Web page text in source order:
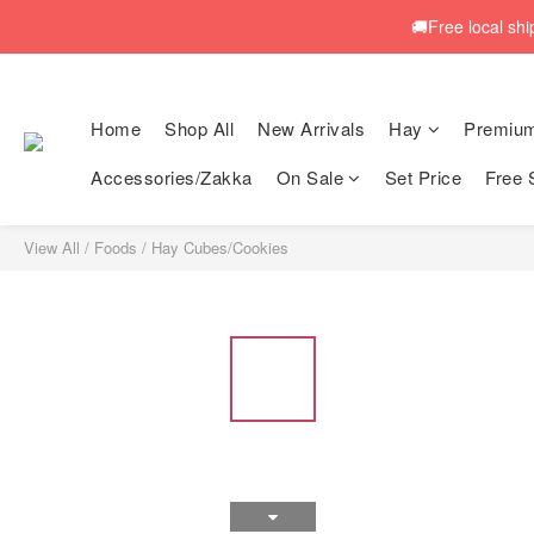
🚚Free local
🚚Free local
🚚Free local
Home Shop All New Arrivals Hay
Accessories/Zakka
On Sale Set Price Free
View All / Foods / Hay Cubes/Cookies